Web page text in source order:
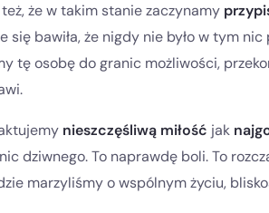
że w takim stanie zaczynamy
się bawiła, że nigdy nie było w tym
tę osobę do granic możliwości,
nieszczęśliwą miłość jak
dziwnego. To naprawdę boli. To
marzyliśmy o wspólnym życiu,